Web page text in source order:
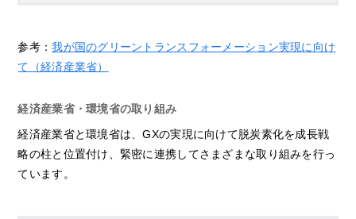
参考：我が国のグリーントランスフォーメーション実現に向け
て（経済産業省）
経済産業省・環境省の取り組み
経済産業省と環境省は、GXの実現に向けて脱炭素化を成長戦
略の柱と位置付け、緊密に連携してさまざまな取り組みを行っ
ています。